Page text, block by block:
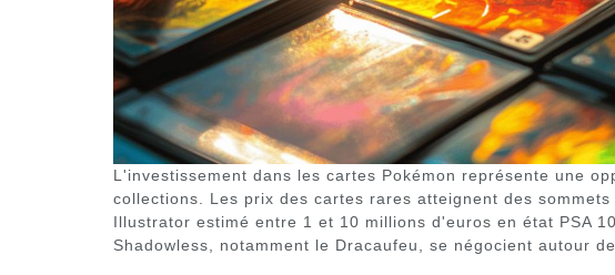
L'investissement dans les cartes Pokémon représente une
collections. Les prix des cartes rares atteignent des
Illustrator estimé entre 1 et 10 millions d'euros en état PSA
Shadowless, notamment le Dracaufeu, se négocient autour